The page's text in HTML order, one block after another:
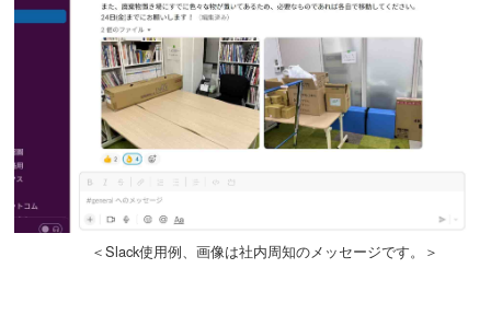
＜Slack使用例、画像は社内周知のメッセージです。＞